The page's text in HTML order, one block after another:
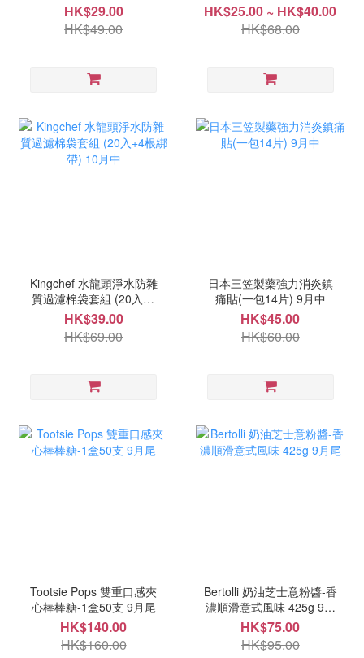
HK$29.00
HK$49.00
HK$25.00 ~ HK$40.00
HK$68.00
Kingchef 水龍頭淨水防雜
質過濾棉袋套組 (20入+4
根綁帶) 10月中
HK$39.00
HK$69.00
日本三笠製藥強力消炎鎮
痛貼(一包14片) 9月中
HK$45.00
HK$60.00
Tootsie Pops 雙重口感夾
心棒棒糖-1盒50支 9月尾
HK$140.00
HK$160.00
Bertolli 奶油芝士意粉醬-香
濃順滑意式風味 425g 9月
尾
HK$75.00
HK$95.00